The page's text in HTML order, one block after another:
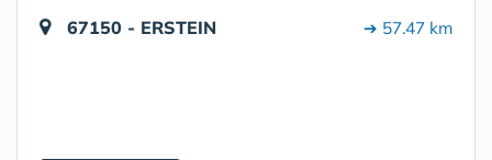
67150 - ERSTEIN ➔ 57.47 km